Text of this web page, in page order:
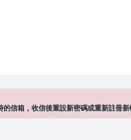
箱，收信後重設新密碼或重新註冊新